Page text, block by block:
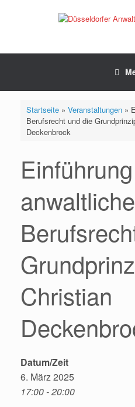
Startseite» Veranstaltungen»
Berufsrecht und die
Deckenbrock
anwaltliche
Christian
Datum/Zeit
6. März 2025
17:00 - 20:00